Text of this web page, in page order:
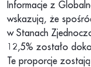
Informacje z
wskazują, że
w Stanach
12,5% zostało
Te proporcje